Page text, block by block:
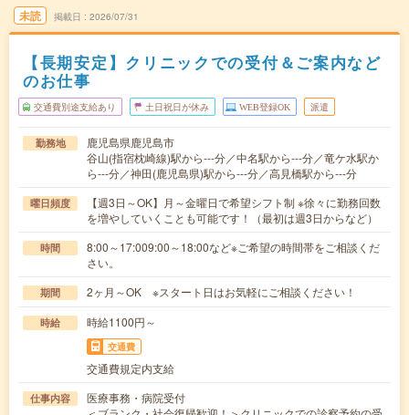
未読 掲載日 2026/07/31
【長期安定】クリニックでの受付＆ご案内など
のお仕事
交通費別途支給あり 土日祝日が休み WEB登録OK 派遣
勤務地
鹿児島県鹿児島市
谷山(指宿枕崎線)駅から---分／中名駅から---分／竜ケ水駅か
ら---分／神田(鹿児島県)駅から---分／高見橋駅から---分
曜日頻度
【週3日～OK】月～金曜日で希望シフト制 ※徐々に勤務回数
を増やしていくことも可能です！（最初は週3日からなど）
時間
8:00～17:009:00～18:00など※ご希望の時間帯をご相談くだ
さい。
期間 2ヶ月～OK ※スタート日はお気軽にご相談ください！
時給 時給1100円～
交通費
交通費規定内支給
仕事内容
医療事務・病院受付